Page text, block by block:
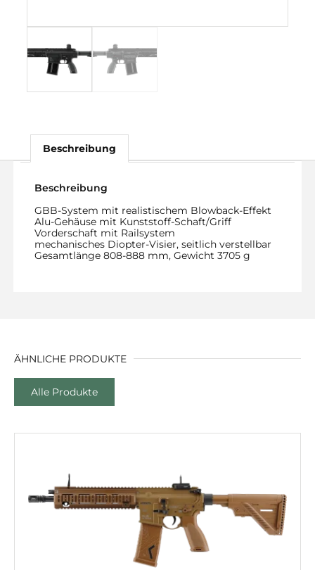
Beschreibung
Beschreibung
GBB-System mit realistischem Blowback-Effekt
Alu-Gehäuse mit Kunststoff-Schaft/Griff
Vorderschaft mit Railsystem
mechanisches Diopter-Visier, seitlich verstellbar
Gesamtlänge 808-888 mm, Gewicht 3705 g
ÄHNLICHE PRODUKTE
Alle Produkte